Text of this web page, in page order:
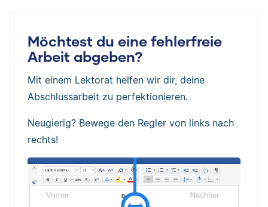
Möchtest du eine fehlerfreie
Arbeit abgeben?
Mit einem Lektorat helfen wir dir, deine
Abschlussarbeit zu perfektionieren.
Neugierig? Bewege den Regler von links nach
rechts!